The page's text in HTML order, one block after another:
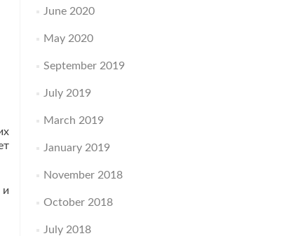
и
June 2020
May 2020
September 2019
July 2019
March 2019
January 2019
November 2018
October 2018
July 2018